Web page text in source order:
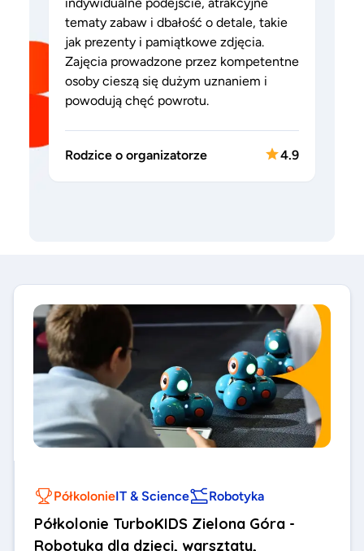
tematy zabaw i dbałość o detale, takie
jak prezenty i pamiątkowe zdjęcia.
Zajęcia prowadzone przez kompetentne
osoby cieszą się dużym uznaniem i
powodują chęć powrotu.
Rodzice o organizatorze 4.9
PółkolonieIT & Science Robotyka
Półkolonie TurboKIDS Zielona Góra -
Robotyka dla dzieci, warsztaty,